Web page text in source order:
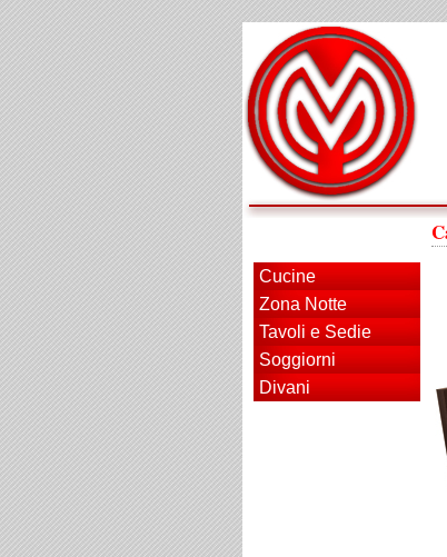
Cucine
Zona Notte
Tavoli e Sedie
Soggiorni
Divani